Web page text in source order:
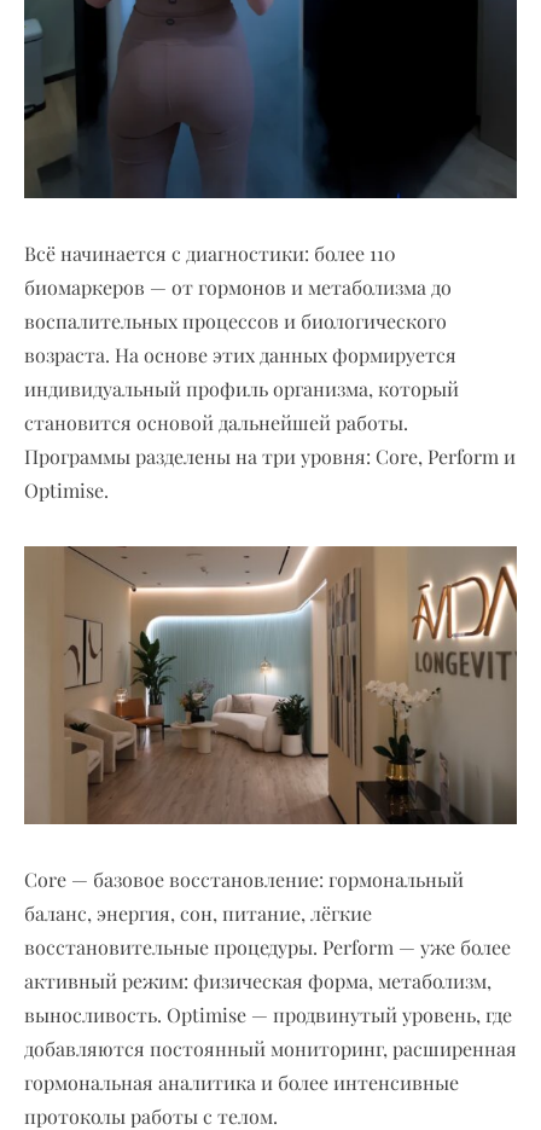
Всё начинается с диагностики: более 110
биомаркеров — от гормонов и метаболизма до
воспалительных процессов и биологического
возраста. На основе этих данных формируется
индивидуальный профиль организма, который
становится основой дальнейшей работы.
Программы разделены на три уровня: Core, Perform и
Optimise.
Core — базовое восстановление: гормональный
баланс, энергия, сон, питание, лёгкие
восстановительные процедуры. Perform — уже более
активный режим: физическая форма, метаболизм,
выносливость. Optimise — продвинутый уровень, где
добавляются постоянный мониторинг, расширенная
гормональная аналитика и более интенсивные
протоколы работы с телом.